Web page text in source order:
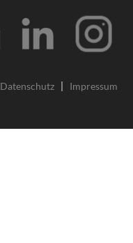
Datenschutz Impressum